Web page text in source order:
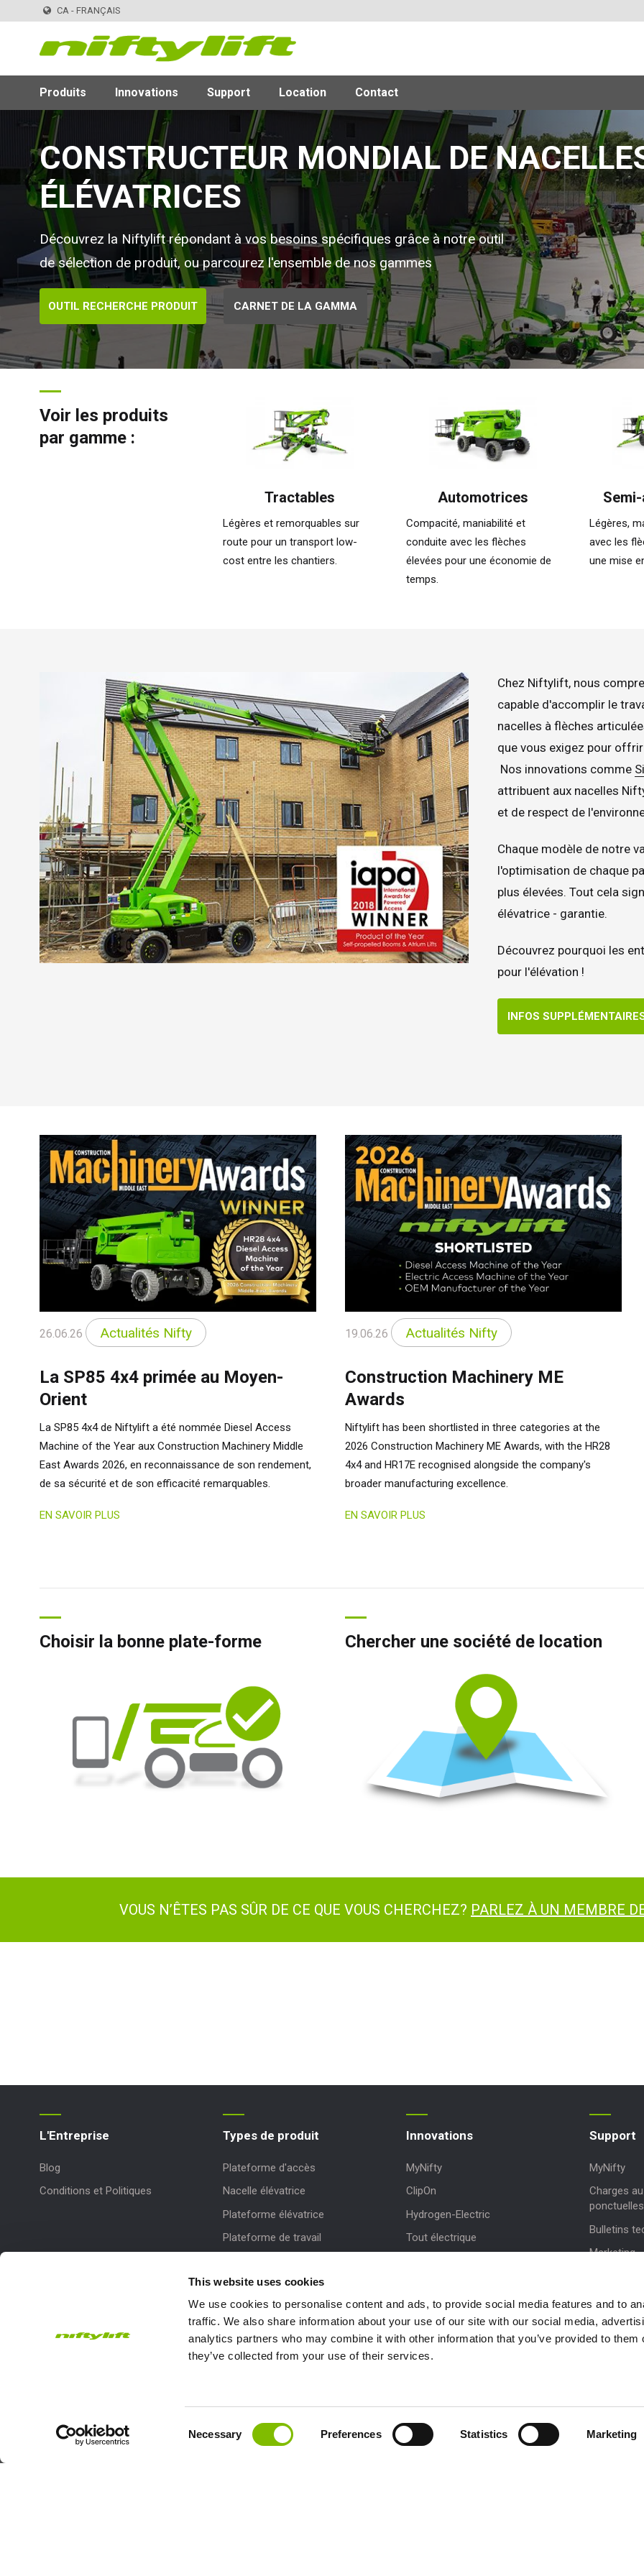
This website uses cookies
We use cookies to personalise content and ads, to provide social media features and to
traffic. We also share information about your use of our site with our social media,
analytics partners who may combine it with other information that you’ve provided to them
they’ve collected from your use of their services.
Necessary Preferences Statistics Marketing
CA - FRANÇAIS
Produits Innovations Support Location Contact
CONSTRUCTEUR MONDIAL DE
ÉLÉVATRICES
Découvrez la Niftylift répondant à vos besoins spécifiques grâce à notre outil
de sélection de produit, ou parcourez l'ensemble de nos gammes
OUTIL RECHERCHE PRODUIT CARNET DE LA GAMMA
Voir les produits
par gamme :
Tractables
Légères et remorquables sur
route pour un transport low-
cost entre les chantiers.
Automotrices
Compacité, maniabilité et
conduite avec les flèches
élevées pour une économie de
temps.
Légères,
avec les
une mise
Chez Niftylift, nous
capable d'accomplir le
nacelles à flèches
que vous exigez pour
Nos innovations comme
attribuent aux nacelles
et de respect de
Chaque modèle de notre
l'optimisation de chaque
plus élevées. Tout cela
élévatrice - garantie.
Découvrez pourquoi les
pour l'élévation !
INFOS
26.06.26 Actualités Nifty
La SP85 4x4 primée au Moyen-
Orient
La SP85 4x4 de Niftylift a été nommée Diesel Access
Machine of the Year aux Construction Machinery Middle
East Awards 2026, en reconnaissance de son rendement,
de sa sécurité et de son efficacité remarquables.
EN SAVOIR PLUS
19.06.26 Actualités Nifty
Construction Machinery ME
Awards
Niftylift has been shortlisted in three categories at the
2026 Construction Machinery ME Awards, with the HR28
4x4 and HR17E recognised alongside the company's
broader manufacturing excellence.
EN SAVOIR PLUS
Choisir la bonne plate-forme Chercher une société de location
VOUS N’ÊTES PAS SÛR DE CE QUE VOUS CHERCHEZ? PARLEZ À UN MEMBRE
L'Entreprise
Blog
Conditions et Politiques
Types de produit
Plateforme d'accès
Nacelle élévatrice
Plateforme élévatrice
Plateforme de travail
Innovations
MyNifty
ClipOn
Hydrogen-Electric
Tout électrique
SiOPS
Moteur de traction
Support
MyNifty
Charges
ponctuelles
Bulletins
Marketing
NiftyPRO
Niftylift Ltd will use the information you provide on this form to be in
Royaume-Uni
English
Etats-Unis
English
Español
France
Français
Allemagne
Deutsch
Espagne
Español
Netherlands
Nederlands
Canada
English Français